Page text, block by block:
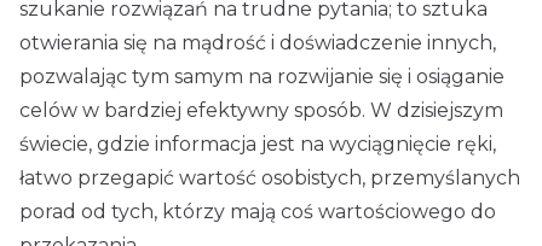
szukanie rozwiązań na trudne pytania; to sztuka
otwierania się na mądrość i doświadczenie innych,
pozwalając tym samym na rozwijanie się i osiąganie
celów w bardziej efektywny sposób. W dzisiejszym
świecie, gdzie informacja jest na wyciągnięcie ręki,
łatwo przegapić wartość osobistych, przemyślanych
porad od tych, którzy mają coś wartościowego do